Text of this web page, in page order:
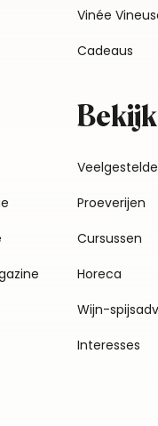
Vinée
Cadeaus
Proeverijen
Cursussen
Horeca
Wijn-
Interesses